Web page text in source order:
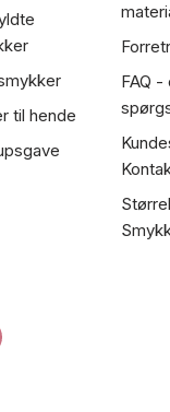
til hende
FAQ